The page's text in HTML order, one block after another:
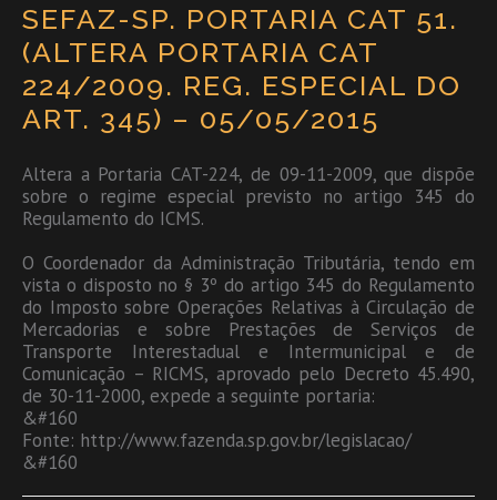
SEFAZ-SP. PORTARIA CAT 51.
(ALTERA PORTARIA CAT
224/2009. REG. ESPECIAL DO
ART. 345) – 05/05/2015
Altera a Portaria CAT-224, de 09-11-2009, que dispõe
sobre o regime especial previsto no artigo 345 do
Regulamento do ICMS.
O Coordenador da Administração Tributária, tendo em
vista o disposto no § 3º do artigo 345 do Regulamento
do Imposto sobre Operações Relativas à Circulação de
Mercadorias e sobre Prestações de Serviços de
Transporte Interestadual e Intermunicipal e de
Comunicação – RICMS, aprovado pelo Decreto 45.490,
de 30-11-2000, expede a seguinte portaria:
&#160
Fonte: http://www.fazenda.sp.gov.br/legislacao/
&#160